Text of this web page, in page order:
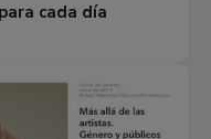
cada día